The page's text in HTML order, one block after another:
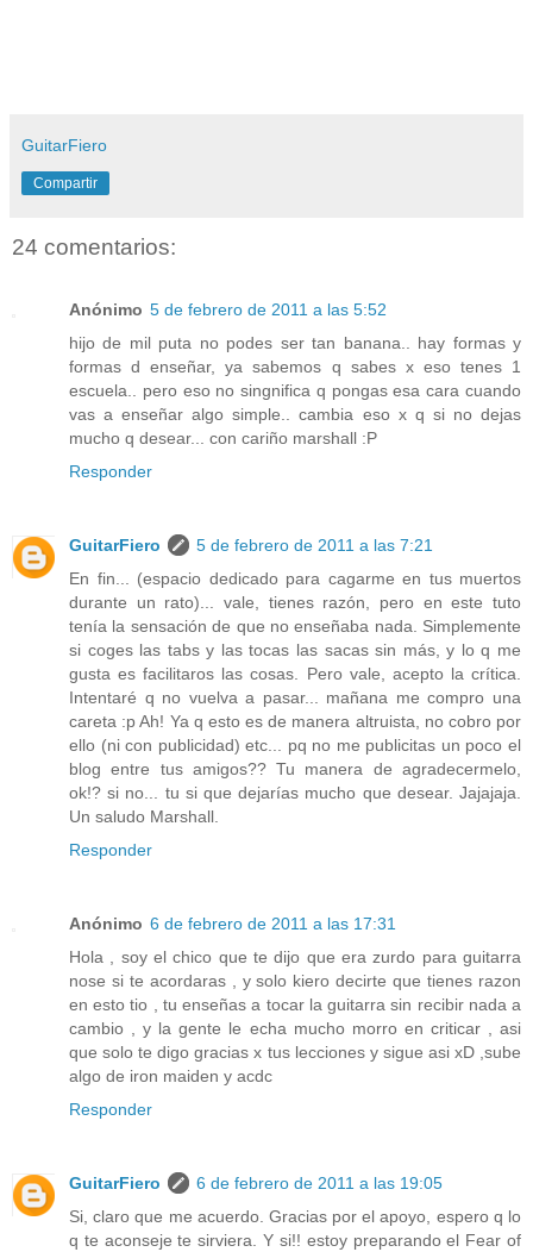
GuitarFiero
Compartir
24 comentarios:
Anónimo 5 de febrero de 2011 a las 5:52
hijo de mil puta no podes ser tan banana.. hay formas y
formas d enseñar, ya sabemos q sabes x eso tenes 1
escuela.. pero eso no singnifica q pongas esa cara cuando
vas a enseñar algo simple.. cambia eso x q si no dejas
mucho q desear... con cariño marshall :P
Responder
GuitarFiero
5 de febrero de 2011 a las 7:21
En fin... (espacio dedicado para cagarme en tus muertos
durante un rato)... vale, tienes razón, pero en este tuto
tenía la sensación de que no enseñaba nada. Simplemente
si coges las tabs y las tocas las sacas sin más, y lo q me
gusta es facilitaros las cosas. Pero vale, acepto la crítica.
Intentaré q no vuelva a pasar... mañana me compro una
careta :p Ah! Ya q esto es de manera altruista, no cobro por
ello (ni con publicidad) etc... pq no me publicitas un poco el
blog entre tus amigos?? Tu manera de agradecermelo,
ok!? si no... tu si que dejarías mucho que desear. Jajajaja.
Un saludo Marshall.
Responder
Anónimo 6 de febrero de 2011 a las 17:31
Hola , soy el chico que te dijo que era zurdo para guitarra
nose si te acordaras , y solo kiero decirte que tienes razon
en esto tio , tu enseñas a tocar la guitarra sin recibir nada a
cambio , y la gente le echa mucho morro en criticar , asi
que solo te digo gracias x tus lecciones y sigue asi xD ,sube
algo de iron maiden y acdc
Responder
GuitarFiero
6 de febrero de 2011 a las 19:05
Si, claro que me acuerdo. Gracias por el apoyo, espero q lo
q te aconseje te sirviera. Y si!! estoy preparando el Fear of